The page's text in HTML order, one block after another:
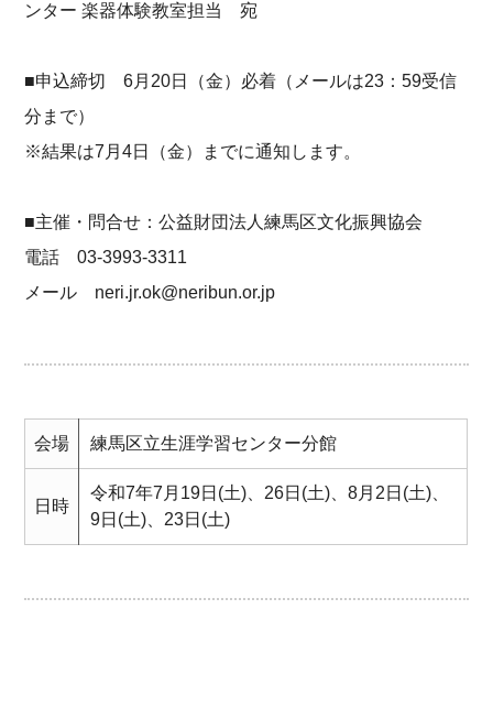
ンター 楽器体験教室担当 宛
■申込締切 6月20日（金）必着（メールは23：59受信
分まで）
※結果は7月4日（金）までに通知します。
■主催・問合せ：公益財団法人練馬区文化振興協会
電話 03-3993-3311
メール neri.jr.ok@neribun.or.jp
会場 練馬区立生涯学習センター分館
日時
令和7年7月19日(土)、26日(土)、8月2日(土)、
9日(土)、23日(土)